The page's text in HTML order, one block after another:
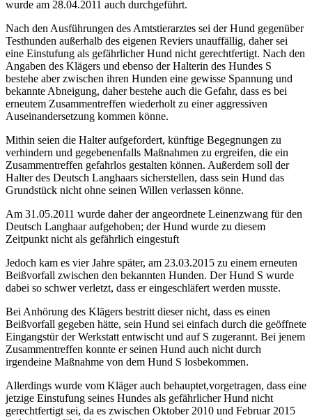
wurde am 28.04.2011 auch durchgeführt.
Nach den Ausführungen des Amtstierarztes sei der Hund gegenüber
Testhunden außerhalb des eigenen Reviers unauffällig, daher sei
eine Einstufung als gefährlicher Hund nicht gerechtfertigt. Nach den
Angaben des Klägers und ebenso der Halterin des Hundes S
bestehe aber zwischen ihren Hunden eine gewisse Spannung und
bekannte Abneigung, daher bestehe auch die Gefahr, dass es bei
erneutem Zusammentreffen wiederholt zu einer aggressiven
Auseinandersetzung kommen könne.
Mithin seien die Halter aufgefordert, künftige Begegnungen zu
verhindern und gegebenenfalls Maßnahmen zu ergreifen, die ein
Zusammentreffen gefahrlos gestalten können. Außerdem soll der
Halter des Deutsch Langhaars sicherstellen, dass sein Hund das
Grundstück nicht ohne seinen Willen verlassen könne.
Am 31.05.2011 wurde daher der angeordnete Leinenzwang für den
Deutsch Langhaar aufgehoben; der Hund wurde zu diesem
Zeitpunkt nicht als gefährlich eingestuft
Jedoch kam es vier Jahre später, am 23.03.2015 zu einem erneuten
Beißvorfall zwischen den bekannten Hunden. Der Hund S wurde
dabei so schwer verletzt, dass er eingeschläfert werden musste.
Bei Anhörung des Klägers bestritt dieser nicht, dass es einen
Beißvorfall gegeben hätte, sein Hund sei einfach durch die geöffnete
Eingangstür der Werkstatt entwischt und auf S zugerannt. Bei jenem
Zusammentreffen konnte er seinen Hund auch nicht durch
irgendeine Maßnahme von dem Hund S losbekommen.
Allerdings wurde vom Kläger auch behauptet,vorgetragen, dass eine
jetzige Einstufung seines Hundes als gefährlicher Hund nicht
gerechtfertigt sei, da es zwischen Oktober 2010 und Februar 2015